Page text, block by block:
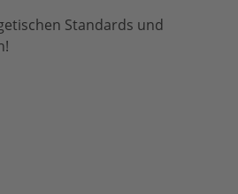
Standards und